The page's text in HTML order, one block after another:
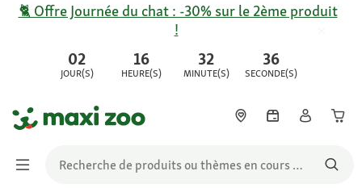
02
JOUR(S)
16
HEURE(S)
32
MINUTE(S)
36
SECONDE(S)
🐈 Offre Journée du chat : -30% sur le 2ème produit
!